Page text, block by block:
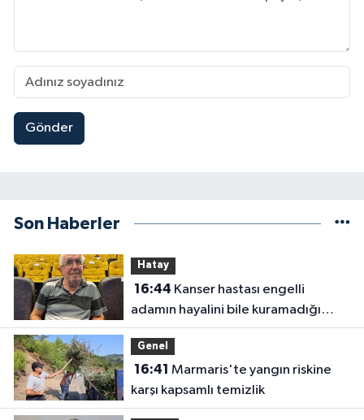
Gönder
Son Haberler
Hatay
16:44
adamın hayalini bile kuramadığı
evine kavuşunca döktüğü gözyaşı
duygulandırdı
Genel
16:41
karşı kapsamlı temizlik